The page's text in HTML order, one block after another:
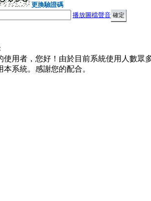
更換驗證碼
播放圖檔聲音
使用者，您好！由於目前系統使用人數眾
本系統。感謝您的配合。